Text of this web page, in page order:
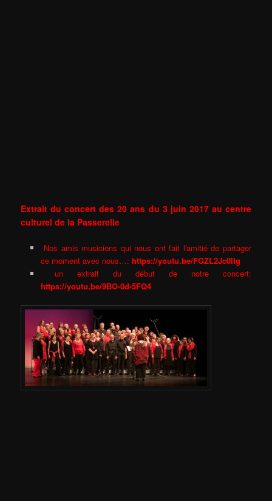
Extrait du concert des 20 ans du 3 juin 2017 au centre
culturel de la Passerelle
Nos amis musiciens qui nous ont fait l'amitié de partager
ce moment avec nous…: https://youtu.be/FGZL2Jc0IIg
un extrait du début de notre concert:
https://youtu.be/9BO-0d-5FQ4